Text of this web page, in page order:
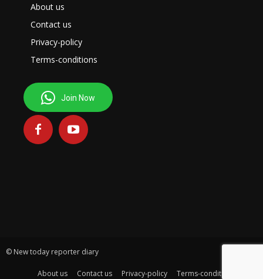
About us
Contact us
Privacy-policy
Terms-conditions
Join Now
© New today reporter diary
About us Contact us Privacy-policy Terms-conditions